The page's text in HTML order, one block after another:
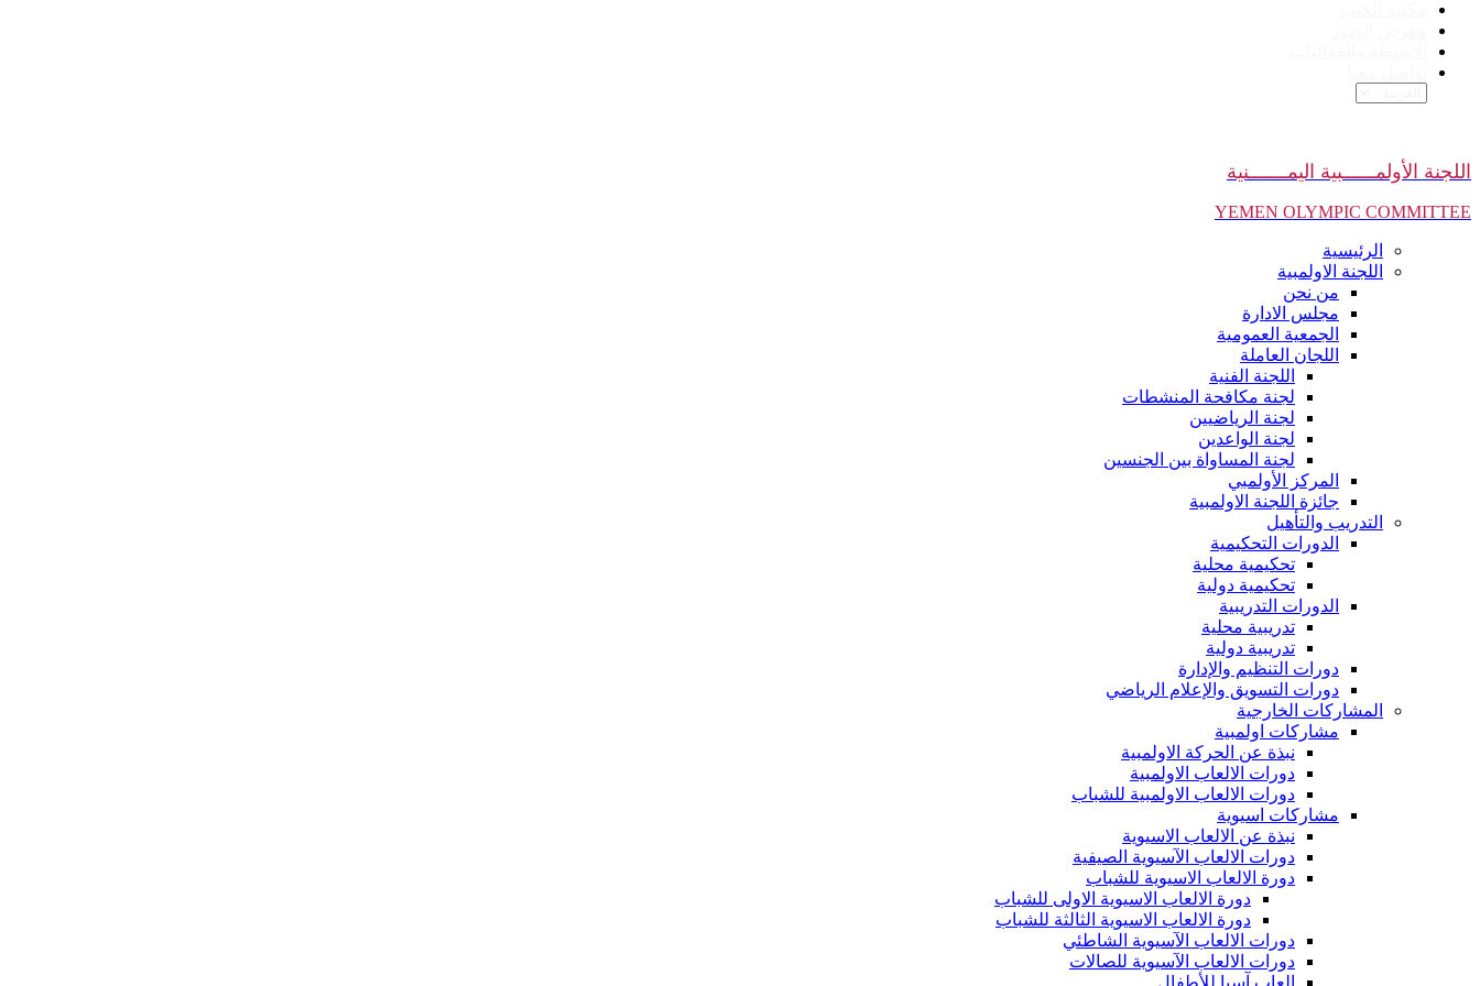
اللجنة الأولمــــــبية اليمـــــــنية
YEMEN OLYMPIC COMMITTEE
الرئيسية
اللجنة الاولمبية
من نحن
مجلس الادارة
الجمعية العمومية
اللجان العاملة
اللجنة الفنية
لجنة مكافحة المنشطات
لجنة الرياضيين
لجنة الواعدين
لجنة المساواة بين الجنسين
المركز الأولمبي
جائزة اللجنة الاولمبية
التدريب والتأهيل
الدورات التحكيمية
تحكيمية محلية
تحكيمية دولية
الدورات التدريبية
تدريبية محلية
تدريبية دولية
دورات التنظيم والإدارة
دورات التسويق والإعلام الرياضي
المشاركات الخارجية
مشاركات اولمبية
نبذة عن الحركة الاولمبية
دورات الالعاب الاولمبية
دورات الالعاب الاولمبية للشباب
مشاركات اسيوية
نبذة عن الالعاب الاسيوية
دورات الالعاب الآسيوية الصيفية
دورة الالعاب الاسيوية للشباب
دورة الالعاب الاسيوية الاولى للشباب
دورة الالعاب الاسيوية الثالثة للشباب
دورات الالعاب الآسيوية الشاطئي
دورات الالعاب الآسيوية للصالات